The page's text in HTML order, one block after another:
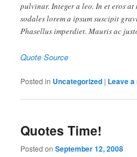
pulvinar. Integer a leo. In et eros
sodales lorem a ipsum suscipit
Phasellus imperdiet. Mauris ac
Quote Source
Posted in Uncategorized | Leave
Quotes Time!
Posted onSeptember 12, 2008